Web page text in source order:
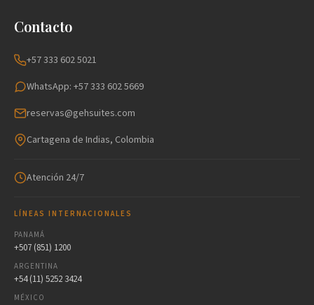
Contacto
+57 333 602 5021
WhatsApp: +57 333 602 5669
reservas@gehsuites.com
Cartagena de Indias, Colombia
Atención 24/7
LÍNEAS INTERNACIONALES
PANAMÁ
+507 (851) 1200
ARGENTINA
+54 (11) 5252 3424
MÉXICO